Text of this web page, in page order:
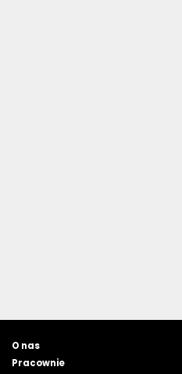
O nas
Pracownie